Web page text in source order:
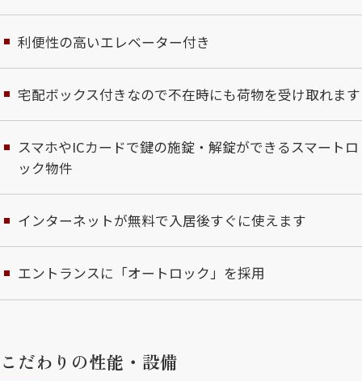
利便性の高いエレベーター付き
宅配ボックス付きなので不在時にも荷物を受け取れます
スマホやICカードで鍵の施錠・解錠ができるスマートロ
ック物件
インターネットが無料で入居後すぐに使えます
エントランスに「オートロック」を採用
こだわりの性能・設備